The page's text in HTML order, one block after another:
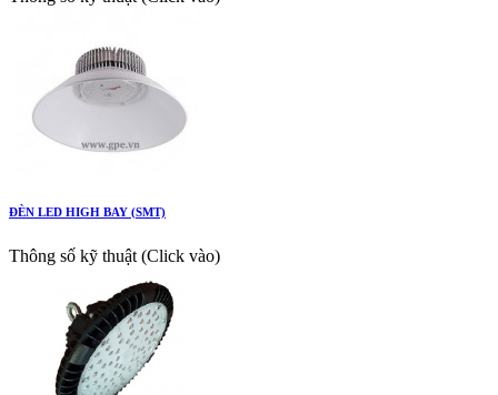
ĐÈN LED HIGH BAY (SMT)
Thông số kỹ thuật (Click vào)